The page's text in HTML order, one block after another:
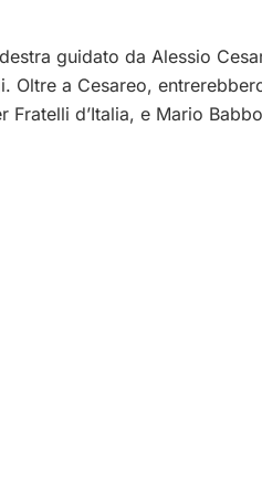
guidato da Alessio
a Cesareo,
Fratelli d’Italia, e Mario